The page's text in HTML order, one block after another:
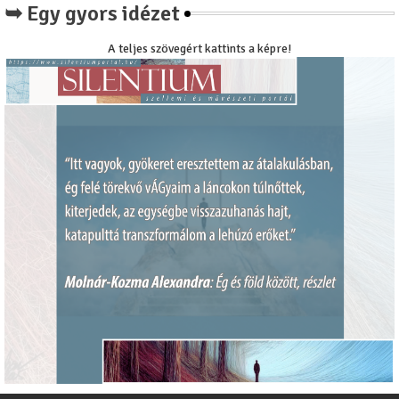
➥ Egy gyors idézet
A teljes szövegért kattints a képre!